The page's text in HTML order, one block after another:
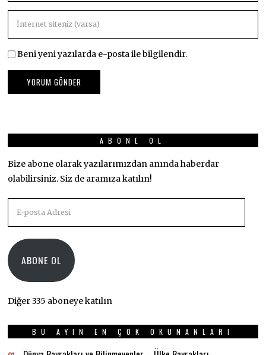
Beni yeni yazılarda e-posta ile bilgilendir.
ABONE OL
Bize abone olarak yazılarımızdan anında haberdar
olabilirsiniz. Siz de aramıza katılın!
posta
ABONE OL
Diğer 335 aboneye katılın
BU AYIN EN ÇOK OKUNANLARI